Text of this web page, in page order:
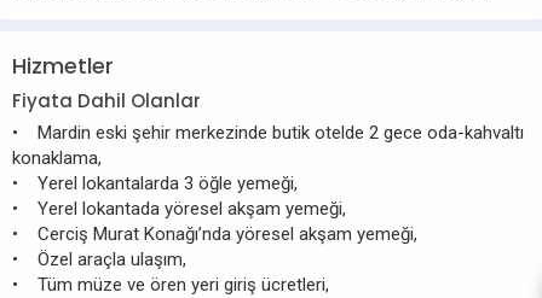
Hizmetler
Fiyata Dahil Olanlar
• Mardin eski şehir merkezinde butik otelde 2 gece oda-kahvaltı
konaklama,
• Yerel lokantalarda 3 öğle yemeği,
• Yerel lokantada yöresel akşam yemeği,
• Cerciş Murat Konağı’nda yöresel akşam yemeği,
• Özel araçla ulaşım,
• Tüm müze ve ören yeri giriş ücretleri,